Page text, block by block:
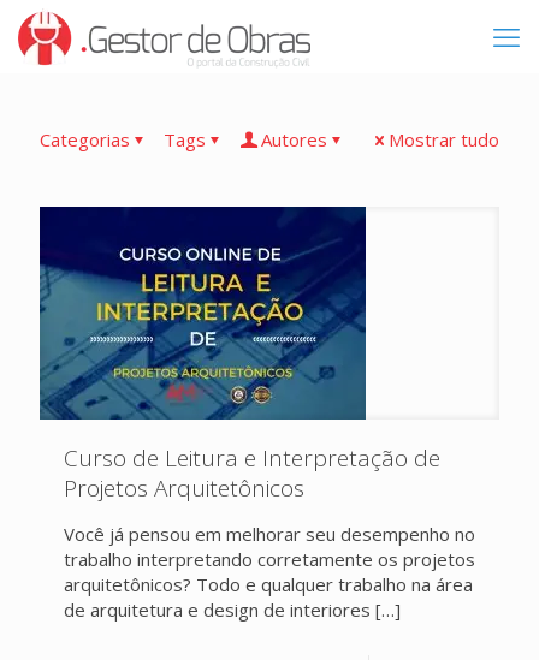
Categorias Tags Autores Mostrar tudo
Curso de Leitura e Interpretação de
Projetos Arquitetônicos
Você já pensou em melhorar seu desempenho no
trabalho interpretando corretamente os projetos
arquitetônicos? Todo e qualquer trabalho na área
de arquitetura e design de interiores […]